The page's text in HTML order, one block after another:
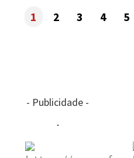
1 2 3 4 5
- Publicidade -